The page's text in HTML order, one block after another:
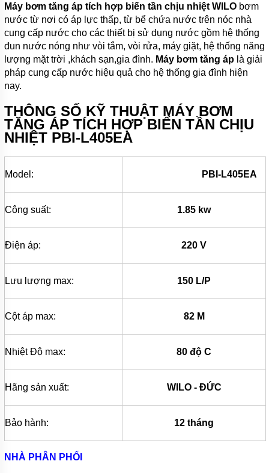
MÁY
BƠM
NƯỚC
CÔNG
NGHIỆP
TRUNG
QUỐC
MÁY
BƠM
RỜI
TRỤC
BƠM
HÚT
BÌNH
NÉN
CHÌM
MÁY
BƠM
NƯỚC
BƠM
MÀNG
KHÍ
BƠM
Máy bơm tăng áp tích hợp biến tần chịu nhiệt WILO bơm
nước từ nơi có áp lực thấp, từ bể chứa nước trên nóc nhà
cung cấp nước cho các thiết bị sử dụng nước gồm hệ thống
đun nước nóng như vòi tắm, vòi rửa, máy giặt, hệ thống năng
lượng mặt trời ,khách sạn,gia đình. Máy bơm tăng áp là giải
pháp cung cấp nước hiệu quả cho hệ thống gia đình hiện
nay.
THÔNG SỐ KỸ THUẬT MÁY BƠM
TĂNG ÁP TÍCH HỢP BIẾN TẦN CHỊU
NHIỆT PBI-L405EA
Model: PBI-L405EA
Công suất: 1.85 kw
Điện áp: 220 V
Lưu lượng max: 150 L/P
Cột áp max: 82 M
Nhiệt Độ max: 80 độ C
Hãng sản xuất: WILO - ĐỨC
Bảo hành: 12 tháng
NHÀ PHÂN PHỐI